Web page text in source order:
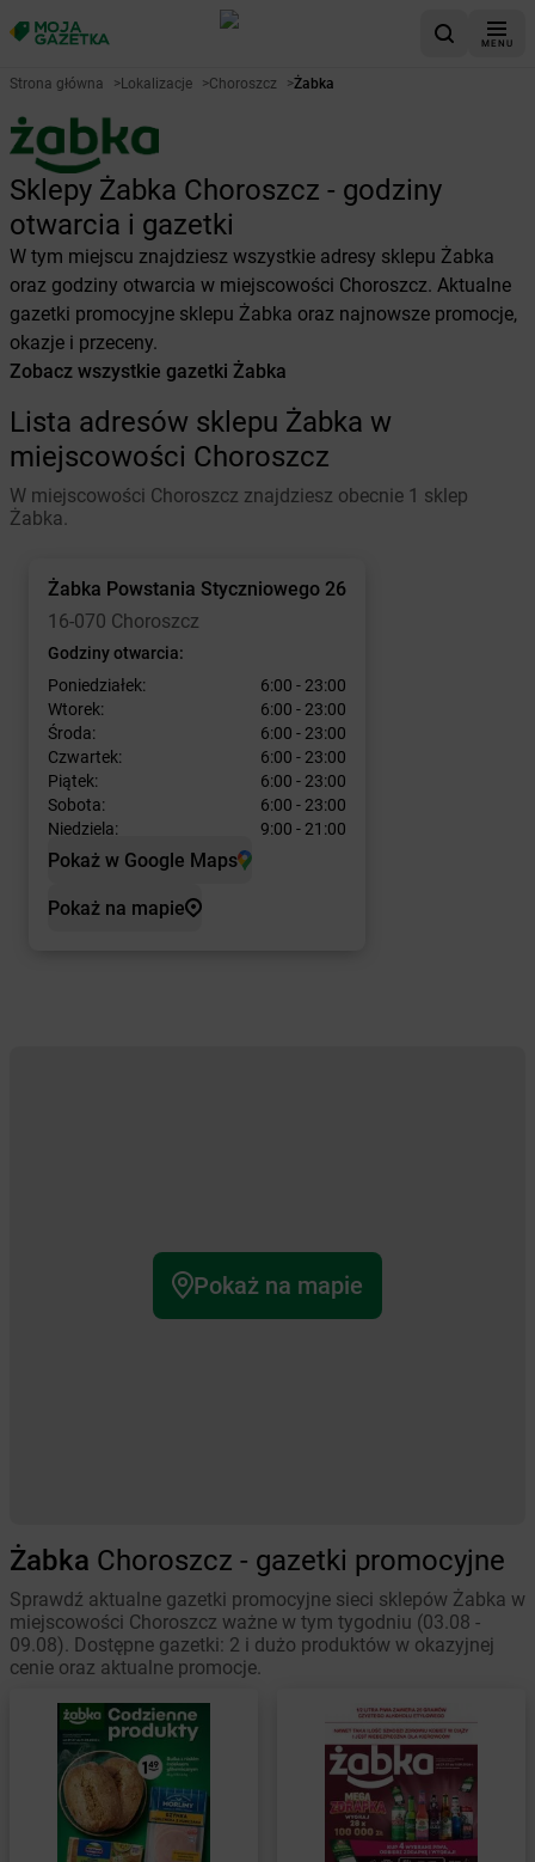
MENU
Strona główna >Lokalizacje >Choroszcz >Żabka
Sklepy Żabka Choroszcz - godziny
otwarcia i gazetki
W tym miejscu znajdziesz wszystkie adresy sklepu Żabka
oraz godziny otwarcia w miejscowości Choroszcz. Aktualne
gazetki promocyjne sklepu Żabka oraz najnowsze promocje,
okazje i przeceny.
Zobacz wszystkie gazetki Żabka
Lista adresów sklepu Żabka w
miejscowości Choroszcz
W miejscowości Choroszcz znajdziesz obecnie 1 sklep
Żabka.
Żabka Powstania Styczniowego 26
16-070 Choroszcz
Godziny otwarcia:
Poniedziałek:
6:00 - 23:00
Wtorek:
6:00 - 23:00
Środa:
6:00 - 23:00
Czwartek:
6:00 - 23:00
Piątek:
6:00 - 23:00
Sobota:
6:00 - 23:00
Niedziela:
9:00 - 21:00
Pokaż w Google Maps
Pokaż na mapie
Pokaż na mapie
Żabka Choroszcz - gazetki promocyjne
Sprawdź aktualne gazetki promocyjne sieci sklepów Żabka w
miejscowości Choroszcz ważne w tym tygodniu (03.08 -
09.08). Dostępne gazetki: 2 i dużo produktów w okazyjnej
cenie oraz aktualne promocje.